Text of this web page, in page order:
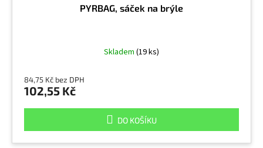
PYRBAG, sáček na brýle
Skladem (19 ks)
84,75 Kč bez DPH
102,55 Kč
DO KOŠÍKU